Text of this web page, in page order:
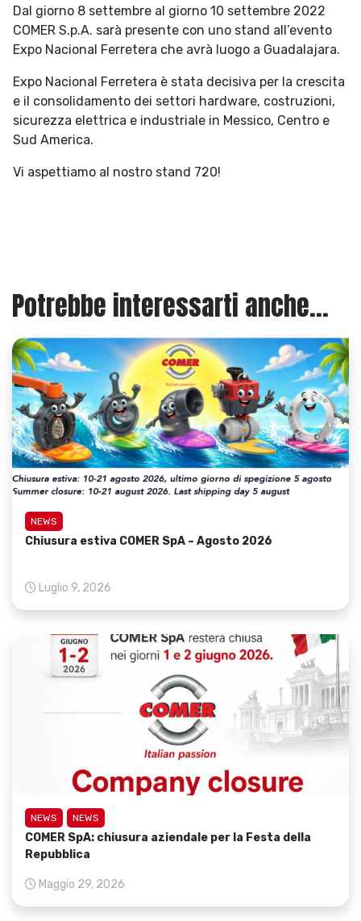
Dal giorno 8 settembre al giorno 10 settembre 2022
COMER S.p.A. sarà presente con uno stand all’evento
Expo Nacional Ferretera che avrà luogo a Guadalajara.
Expo Nacional Ferretera è stata decisiva per la crescita
e il consolidamento dei settori hardware, costruzioni,
sicurezza elettrica e industriale in Messico, Centro e
Sud America.
Vi aspettiamo al nostro stand 720!
Potrebbe interessarti anche...
NEWS
Chiusura estiva COMER SpA – Agosto 2026
Luglio 9, 2026
NEWS NEWS
COMER SpA: chiusura aziendale per la Festa della
Repubblica
Maggio 29, 2026